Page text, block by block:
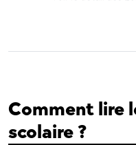
Comment lire
scolaire ?